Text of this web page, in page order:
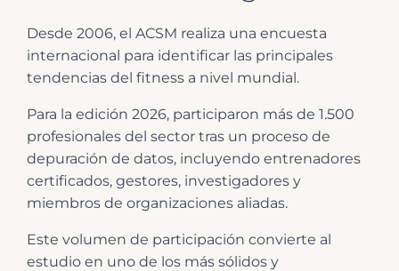
Desde 2006, el ACSM realiza una encuesta
internacional para identificar las principales
tendencias del fitness a nivel mundial.
Para la edición 2026, participaron más de 1.500
profesionales del sector tras un proceso de
depuración de datos, incluyendo entrenadores
certificados, gestores, investigadores y
miembros de organizaciones aliadas.
Este volumen de participación convierte al
estudio en uno de los más sólidos y